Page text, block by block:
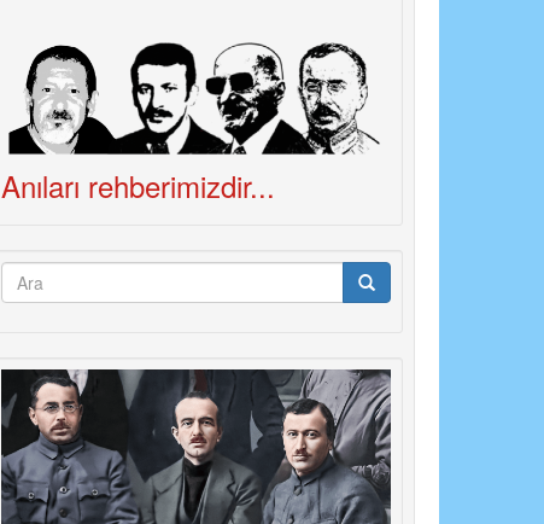
Anıları rehberimizdir...
Arama